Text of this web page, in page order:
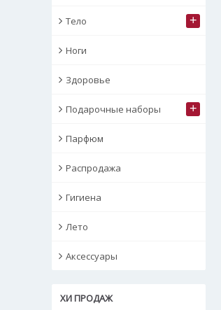
Тело +
Ноги
Здоровье
Подарочные наборы +
Парфюм
Распродажа
Гигиена
Лето
Аксессуары
ХИ ПРОДАЖ